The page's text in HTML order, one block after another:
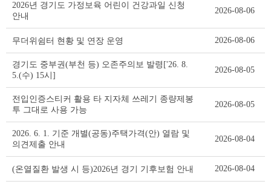
2026년 경기도 가정보육 어린이 건강과일 신청
안내
2026-08-06
무더위쉼터 현황 및 연장 운영 2026-08-06
경기도 중부권(부천 등) 오존주의보 발령['26. 8.
5.(수) 15시]
2026-08-05
전입인증스티커 활용 타 지자체 쓰레기 종량제봉
투 그대로 사용 가능
2026-08-05
2026. 6. 1. 기준 개별(공동)주택가격(안) 열람 및
의견제출 안내
2026-08-04
(온열질환 발생 시 등)2026년 경기 기후보험 안내 2026-08-04